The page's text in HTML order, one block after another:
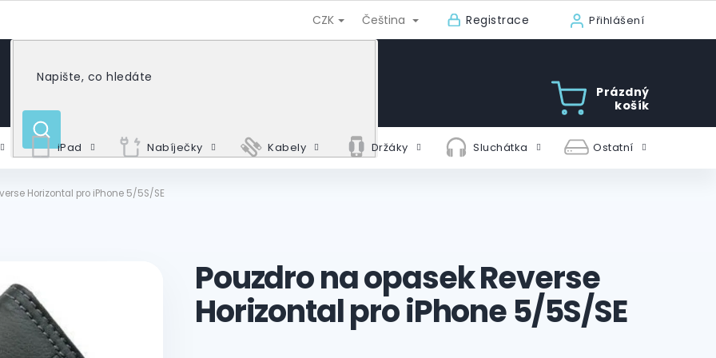
CZK Čeština Registrace Přihlášení
HLEDAT
Prázdný
košík
iPad Nabíječky Kabely Držáky Sluchátka Ostatní
Horizontal pro iPhone 5/5S/SE
Pouzdro na opasek Reverse
Horizontal pro iPhone 5/5S/SE